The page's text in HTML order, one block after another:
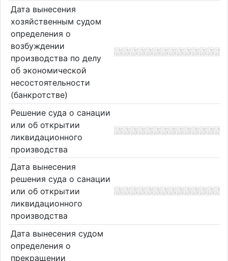
Дата вынесения
хозяйственным судом
определения о
возбуждении
производства по делу
об экономической
несостоятельности
(банкротстве)
Решение суда о санации
или об открытии
ликвидационного
производства
Дата вынесения
решения суда о санации
или об открытии
ликвидационного
производства
Дата вынесения судом
определения о
прекращении